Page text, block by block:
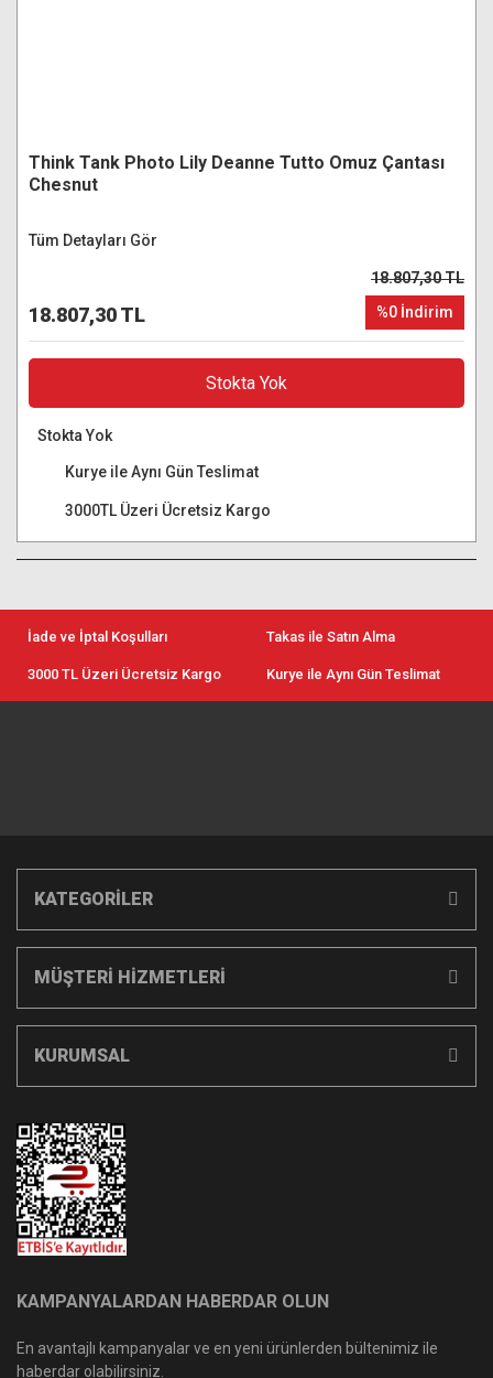
Think Tank Photo Lily Deanne Tutto Omuz Çantası
Chesnut
Tüm Detayları Gör
18.807,30 TL
18.807,30 TL
%0 İndirim
Stokta Yok
Stokta Yok
Kurye ile Aynı Gün Teslimat
3000TL Üzeri Ücretsiz Kargo
İade ve İptal Koşulları Takas ile Satın Alma
3000 TL Üzeri Ücretsiz Kargo Kurye ile Aynı Gün Teslimat
KATEGORİLER
MÜŞTERİ HİZMETLERİ
KURUMSAL
KAMPANYALARDAN HABERDAR OLUN
En avantajlı kampanyalar ve en yeni ürünlerden bültenimiz ile
haberdar olabilirsiniz.